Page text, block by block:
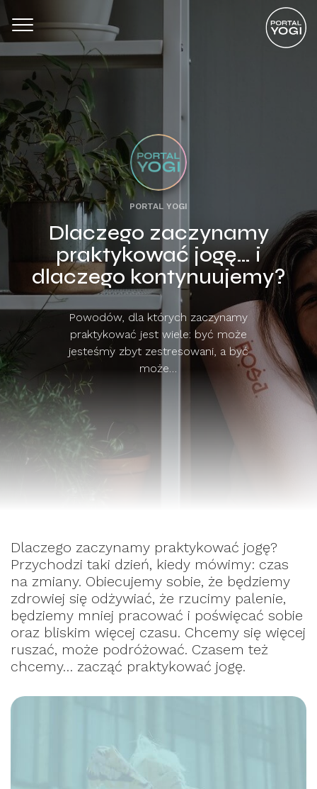
PORTAL YOGI
Dlaczego zaczynamy
praktykować jogę… i
dlaczego kontynuujemy?
Powodów, dla których zaczynamy
praktykować jest wiele: być może
jesteśmy zbyt zestresowani, a być
może…
Dlaczego zaczynamy praktykować jogę?
Przychodzi taki dzień, kiedy mówimy: czas
na zmiany. Obiecujemy sobie, że będziemy
zdrowiej się odżywiać, że rzucimy palenie,
będziemy mniej pracować i poświęcać sobie
oraz bliskim więcej czasu. Chcemy się więcej
ruszać, może podróżować. Czasem też
chcemy… zacząć praktykować jogę.